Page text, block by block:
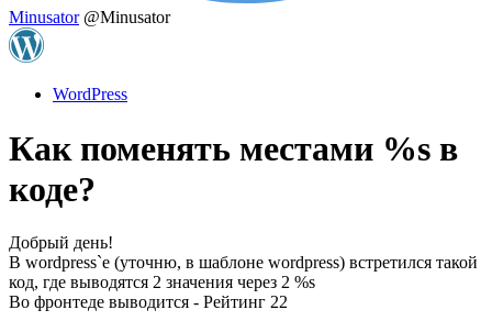
Minusator @Minusator
WordPress
Как поменять местами %s в
коде?
Добрый день!
В wordpress`е (уточню, в шаблоне wordpress) встретился такой
код, где выводятся 2 значения через 2 %s
Во фронтеде выводится - Рейтинг 22